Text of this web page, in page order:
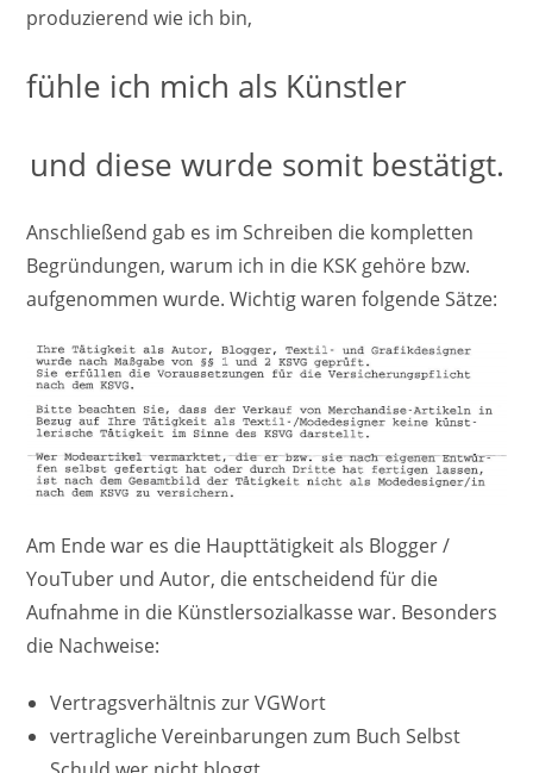
produzierend wie ich bin,
fühle ich mich als Künstler
und diese wurde somit bestätigt.
Anschließend gab es im Schreiben die kompletten
Begründungen, warum ich in die KSK gehöre bzw.
aufgenommen wurde. Wichtig waren folgende Sätze:
Am Ende war es die Haupttätigkeit als Blogger /
YouTuber und Autor, die entscheidend für die
Aufnahme in die Künstlersozialkasse war. Besonders
die Nachweise:
Vertragsverhältnis zur VGWort
vertragliche Vereinbarungen zum Buch Selbst